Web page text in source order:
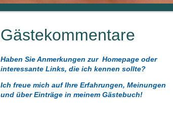
Gästekommentare
Haben Sie Anmerkungen zur Homepage oder
interessante Links, die ich kennen sollte?
Ich freue mich auf Ihre Erfahrungen, Meinungen
und über Einträge in meinem Gästebuch!